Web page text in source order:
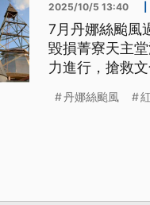
2025/10/5 13:40
7月丹娜絲颱風
毀損菁寮天主
力進行，搶救文
丹娜絲颱風